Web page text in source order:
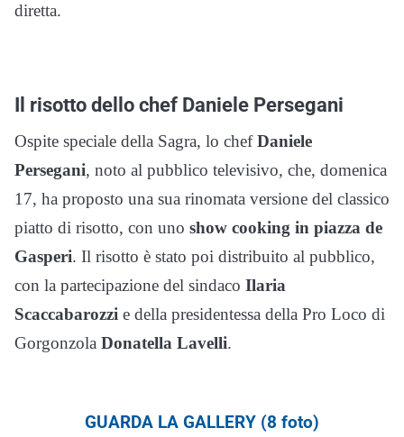
diretta.
Il risotto dello chef Daniele Persegani
Ospite speciale della Sagra, lo chefDaniele
Persegani, noto al pubblico televisivo, che, domenica
17, ha proposto una sua rinomata versione del classico
piatto di risotto, con uno show cooking in piazza de
Gasperi. Il risotto è stato poi distribuito al pubblico,
con la partecipazione del sindaco Ilaria
Scaccabarozzi e della presidentessa della Pro Loco di
Gorgonzola Donatella Lavelli.
GUARDA LA GALLERY (8 foto)